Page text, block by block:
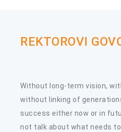
REKTOROVI
Without long-term vision,
without linking of
success either now or in
not talk about what needs to